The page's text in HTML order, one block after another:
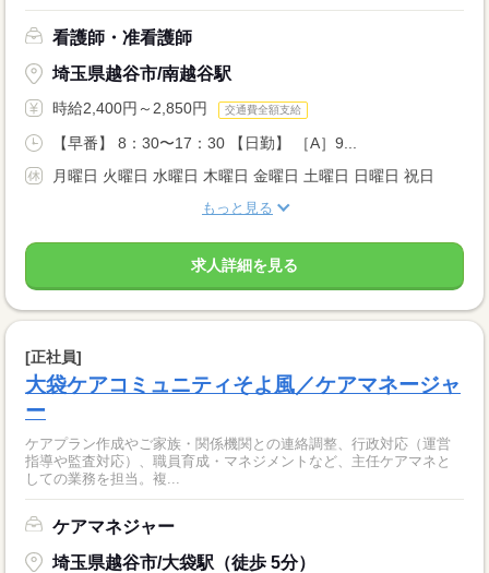
看護師・准看護師
埼玉県越谷市/南越谷駅
時給2,400円～2,850円 交通費全額支給
【早番】 8：30〜17：30 【日勤】 ［A］9...
月曜日 火曜日 水曜日 木曜日 金曜日 土曜日 日曜日 祝日
もっと見る
求人詳細を見る
[正社員]
大袋ケアコミュニティそよ風／ケアマネージャ
ー
ケアプラン作成やご家族・関係機関との連絡調整、行政対応（運営
指導や監査対応）、職員育成・マネジメントなど、主任ケアマネと
しての業務を担当。複...
ケアマネジャー
埼玉県越谷市/大袋駅（徒歩 5分）